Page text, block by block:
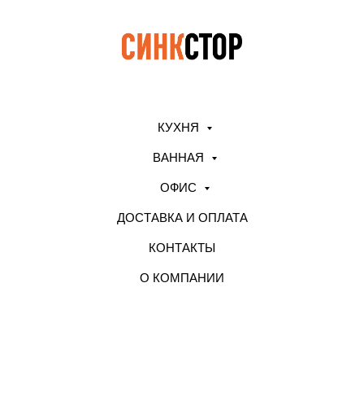
КУХНЯ
ВАННАЯ
ОФИС
ДОСТАВКА И ОПЛАТА
КОНТАКТЫ
О КОМПАНИИ